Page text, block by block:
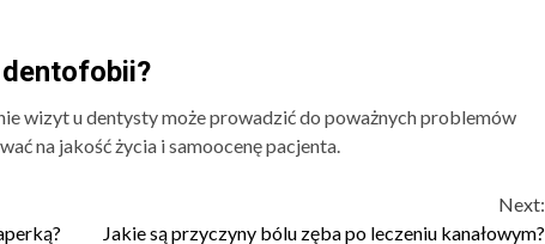
wizyt u dentysty może prowadzić do poważnych problemów
na jakość życia i samoocenę pacjenta.
Next:
Jakie są przyczyny bólu zęba po leczeniu kanałowym?